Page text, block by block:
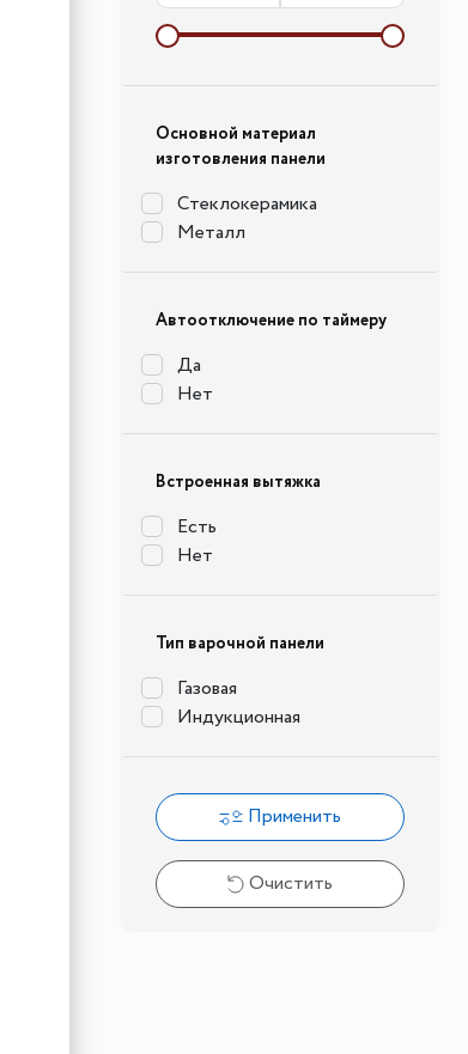
Основной материал
изготовления панели
Cтеклокерамика
Металл
Автоотключение по таймеру
Да
Нет
Встроенная вытяжка
Есть
Нет
Тип варочной панели
Газовая
Индукционная
Применить
Очистить